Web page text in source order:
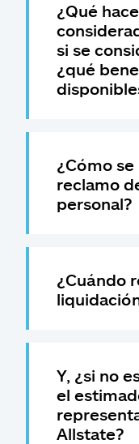
¿Qué
si se
¿qué
¿Cómo
reclamo
personal?
¿Cuándo
Y, ¿si no
el
Allstate?